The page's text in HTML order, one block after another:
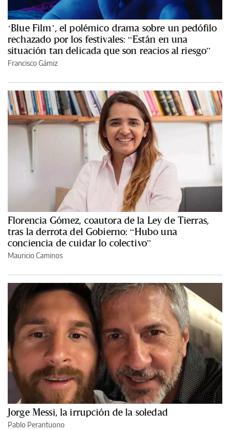
‘Blue Film’, el polémico drama sobre un pedófilo
rechazado por los festivales: “Están en una
situación tan delicada que son reacios al riesgo”
Francisco Gámiz
Florencia Gómez, coautora de la Ley de Tierras,
tras la derrota del Gobierno: “Hubo una
conciencia de cuidar lo colectivo”
Mauricio Caminos
Jorge Messi, la irrupción de la soledad
Pablo Perantuono